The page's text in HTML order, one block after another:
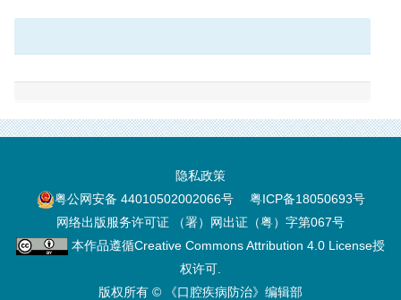
隐私政策
粤公网安备 44010502002066号
粤ICP备18050693号
网络出版服务许可证 （署）网出证（粤）字第067号
本作品遵循Creative Commons Attribution 4.0 License授
权许可.
版权所有 © 《口腔疾病防治》编辑部